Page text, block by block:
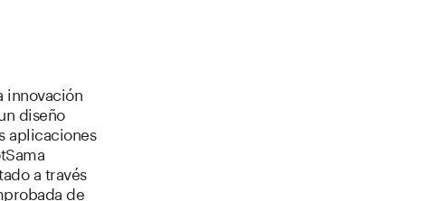
innovación
diseño
aplicaciones
a través
de